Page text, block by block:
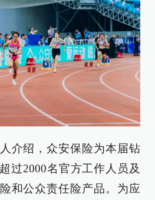
介绍，众安保险为本届钻
过2000名官方工作人员及
和公众责任险产品。为应